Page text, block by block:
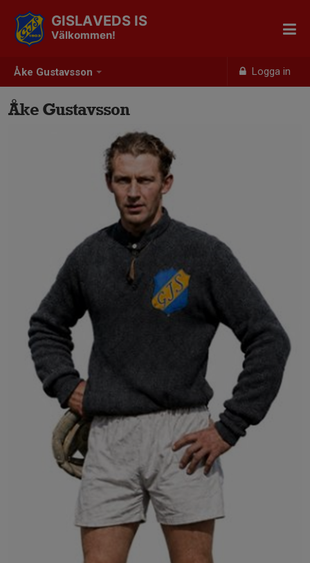
Åke Gustavsson Logga in
GISLAVEDS IS
Välkommen!
Åke Gustavsson